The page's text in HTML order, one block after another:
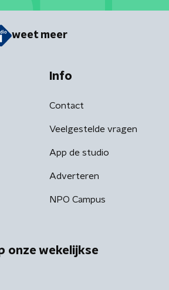
weet meer
Info
Contact
Veelgestelde vragen
App de studio
Adverteren
NPO Campus
onze wekelijkse